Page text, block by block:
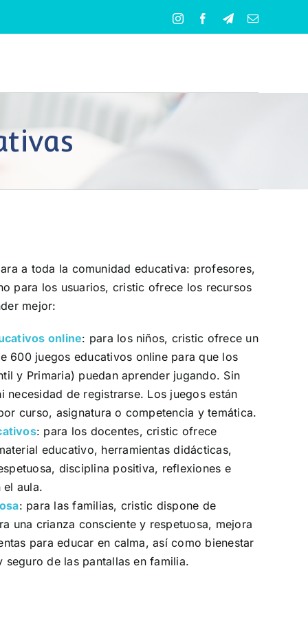
InstagramFacebookTelegramCorreo
a toda la comunidad educativa: profesores,
para los usuarios, cristic ofrece los recursos
mejor:
online: para los niños, cristic ofrece un
600 juegos educativos online para que los
y Primaria) puedan aprender jugando. Sin
de registrarse. Los juegos están
curso, asignatura o competencia y temática.
: para los docentes, cristic ofrece
educativo, herramientas didácticas,
disciplina positiva, reflexiones e
el aula.
: para las familias, cristic dispone de
una crianza consciente y respetuosa, mejora
para educar en calma, así como bienestar
de las pantallas en familia.